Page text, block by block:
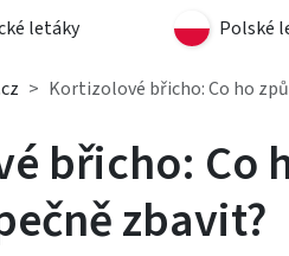
letáky Polské
Kortizolové břicho: Co ho
břicho: Co
zbavit?